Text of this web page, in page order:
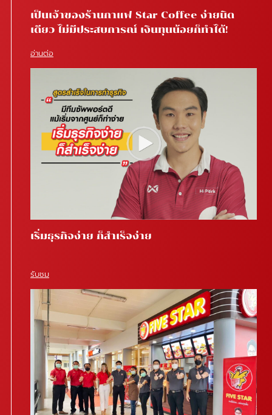
เป็นเจ้าของร้านกาแฟ Star Coffee ง่ายนิด
เดียว ไม่มีประสบการณ์ เงินทุนน้อยก็ทำได้!
อ่านต่อ
เริ่มธุรกิจง่าย ก็สำเร็จง่าย
รับชม